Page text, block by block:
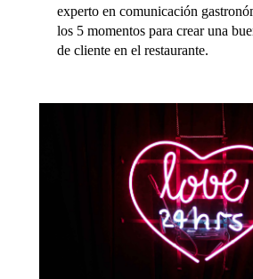
experto en comunicación
los 5 momentos para crear una
de cliente en el restaurante.